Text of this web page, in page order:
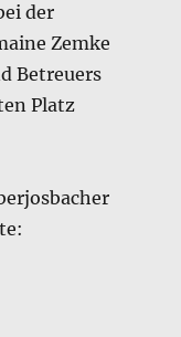
der
Zemke
Betreuers
Platz